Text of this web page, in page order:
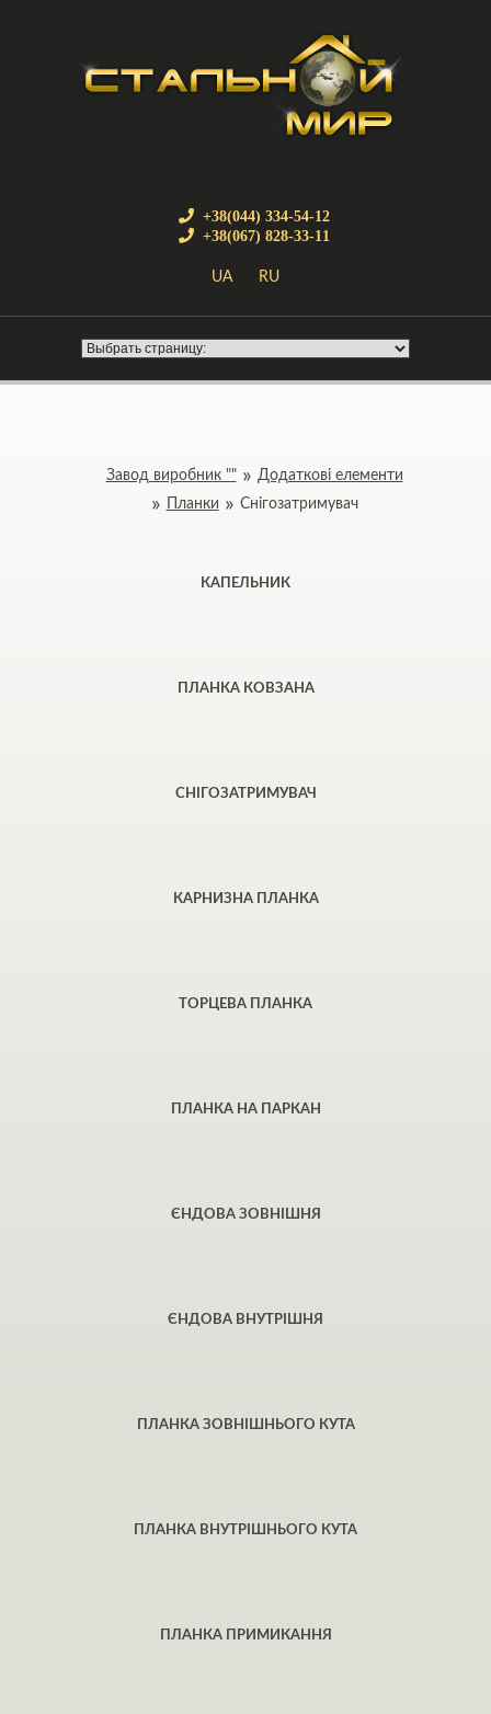
+38(044) 334-54-12
+38(067) 828-33-11
UA RU
Завод виробник ""
Додаткові елементи
Планки
Снігозатримувач
КАПЕЛЬНИК
ПЛАНКА КОВЗАНА
СНІГОЗАТРИМУВАЧ
КАРНИЗНА ПЛАНКА
ТОРЦЕВА ПЛАНКА
ПЛАНКА НА ПАРКАН
ЄНДОВА ЗОВНІШНЯ
ЄНДОВА ВНУТРІШНЯ
ПЛАНКА ЗОВНІШНЬОГО КУТА
ПЛАНКА ВНУТРІШНЬОГО КУТА
ПЛАНКА ПРИМИКАННЯ